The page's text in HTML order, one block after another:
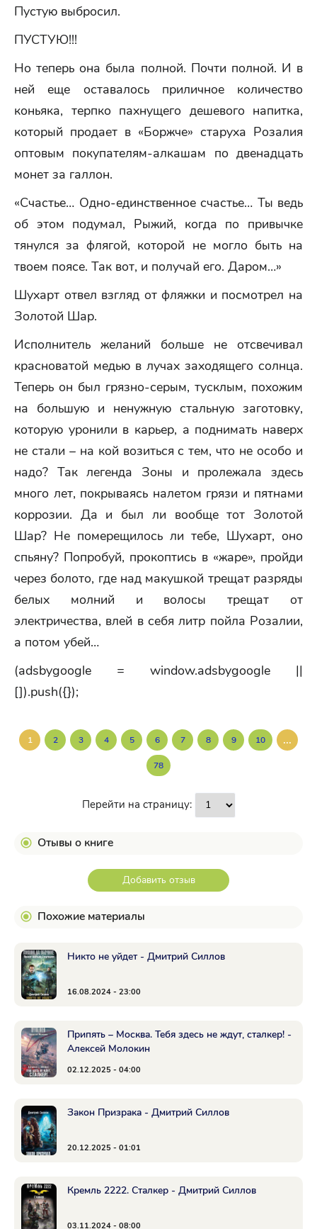
Пустую выбросил.
ПУСТУЮ!!!
Но теперь она была полной. Почти полной. И в
ней еще оставалось приличное количество
коньяка, терпко пахнущего дешевого напитка,
который продает в «Боржче» старуха Розалия
оптовым покупателям-алкашам по двенадцать
монет за галлон.
«Счастье… Одно-единственное счастье… Ты ведь
об этом подумал, Рыжий, когда по привычке
тянулся за флягой, которой не могло быть на
твоем поясе. Так вот, и получай его. Даром…»
Шухарт отвел взгляд от фляжки и посмотрел на
Золотой Шар.
Исполнитель желаний больше не отсвечивал
красноватой медью в лучах заходящего солнца.
Теперь он был грязно-серым, тусклым, похожим
на большую и ненужную стальную заготовку,
которую уронили в карьер, а поднимать наверх
не стали – на кой возиться с тем, что не особо и
надо? Так легенда Зоны и пролежала здесь
много лет, покрываясь налетом грязи и пятнами
коррозии. Да и был ли вообще тот Золотой
Шар? Не померещилось ли тебе, Шухарт, оно
спьяну? Попробуй, прокоптись в «жаре», пройди
через болото, где над макушкой трещат разряды
белых молний и волосы трещат от
электричества, влей в себя литр пойла Розалии,
а потом убей…
(adsbygoogle = window.adsbygoogle ||
[]).push({});
1 2 3 4 5 6 7 8 9 10 ...
78
Перейти на страницу:
Отывы о книге
Добавить отзыв
Похожие материалы
Никто не уйдет - Дмитрий Силлов
16.08.2024 - 23:00
Припять – Москва. Тебя здесь не ждут, сталкер! -
Алексей Молокин
02.12.2025 - 04:00
Закон Призрака - Дмитрий Силлов
20.12.2025 - 01:01
Кремль 2222. Сталкер - Дмитрий Силлов
03.11.2024 - 08:00